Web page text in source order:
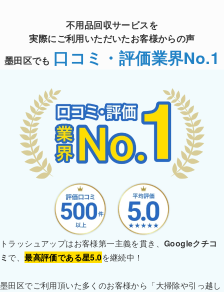
不用品回収サービスを
実際にご利用いただいたお客様からの声
墨田区でも 口コミ・評価業界No.1
トラッシュアップはお客様第一主義を貫き、 Googleクチコ
ミ で、最高評価である星5.0を継続中！
墨田区でご利用頂いた多くのお客様から「大掃除や引っ越し